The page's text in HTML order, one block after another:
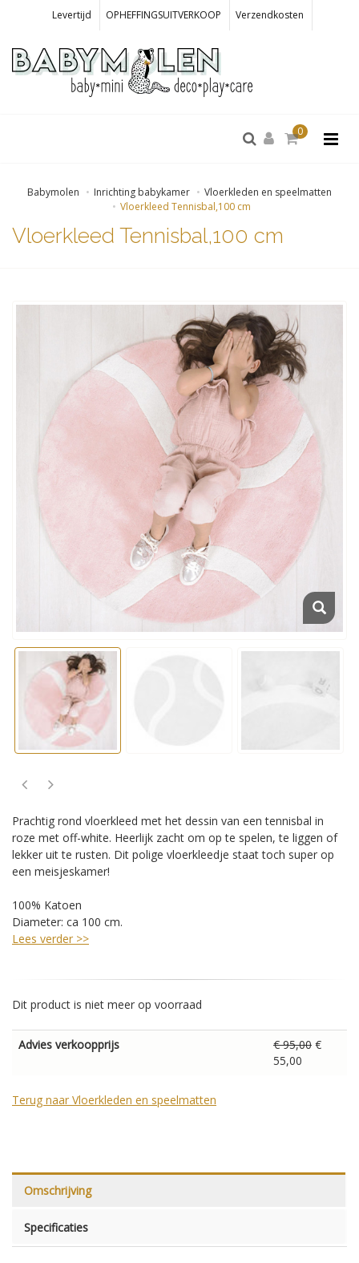
Levertijd OPHEFFINGSUITVERKOOP Verzendkosten
0
Babymolen Inrichting babykamer
Vloerkleden en speelmatten
Vloerkleed Tennisbal,100 cm
Vloerkleed Tennisbal,100 cm
Prachtig rond vloerkleed met het dessin van een tennisbal in
roze met off-white. Heerlijk zacht om op te spelen, te liggen of
lekker uit te rusten. Dit polige vloerkleedje staat toch super op
een meisjeskamer!
100% Katoen
Diameter: ca 100 cm.
Lees verder >>
Dit product is niet meer op voorraad
Advies verkoopprijs € 95,00 €
55,00
Terug naar Vloerkleden en speelmatten
Omschrijving
Specificaties